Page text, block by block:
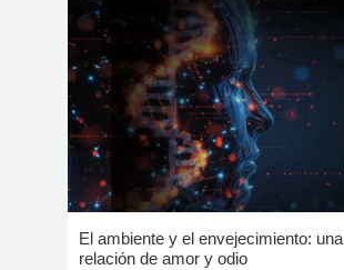
El ambiente y el envejecimiento: una
relación de amor y odio